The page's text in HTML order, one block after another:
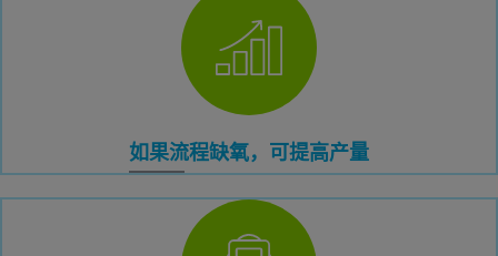
如果流程缺氧，可提高产量